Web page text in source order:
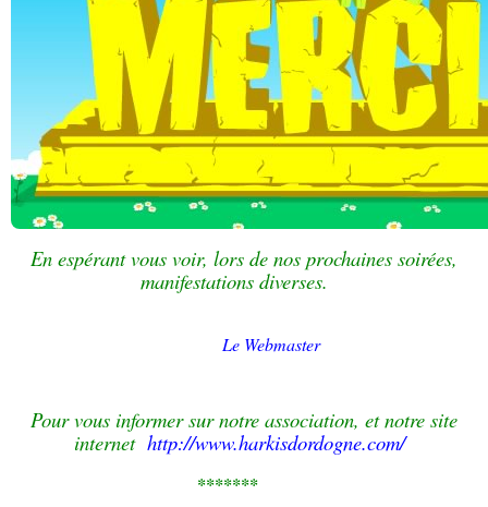
En espérant vous voir, lors de nos prochaines soirées,
manifestations diverses.
Le Webmaster
Pour vous informer sur notre association, et notre site
internet http://www.harkisdordogne.com/
*******